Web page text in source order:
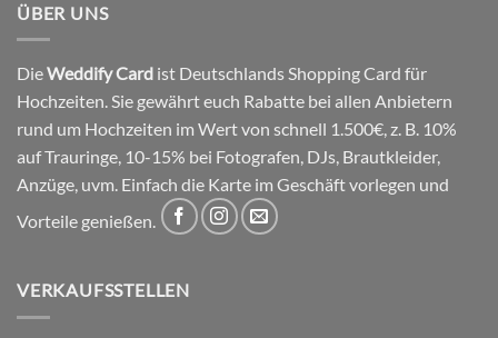
ÜBER UNS
DieWeddify Card ist Deutschlands Shopping Card für
Hochzeiten. Sie gewährt euch Rabatte bei allen Anbietern
rund um Hochzeiten im Wert von schnell 1.500€, z. B. 10%
auf Trauringe, 10-15% bei Fotografen, DJs, Brautkleider,
Anzüge, uvm. Einfach die Karte im Geschäft vorlegen und
Vorteile genießen.
VERKAUFSSTELLEN